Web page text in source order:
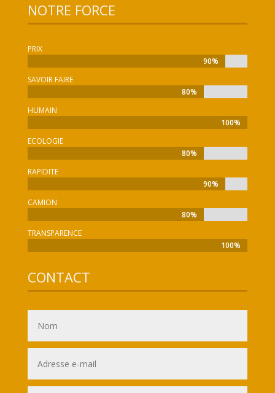
NOTRE FORCE
PRIX
90%
90%
SAVOIR FAIRE
80%
80%
HUMAIN
100%
100%
ECOLOGIE
80%
80%
RAPIDITE
90%
90%
CAMION
80%
80%
TRANSPARENCE
100%
100%
CONTACT